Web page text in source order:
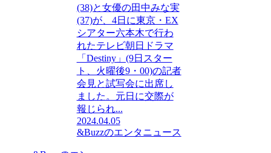
(38)と女優の田中みな実
(37)が、4日に東京・EX
シアター六本木で行わ
れたテレビ朝日ドラマ
「Destiny」(9日スター
ト、火曜後9・00)の記者
会見と試写会に出席し
ました。元日に交際が
報じられ...
2024.04.05
&Buzzのエンタニュース